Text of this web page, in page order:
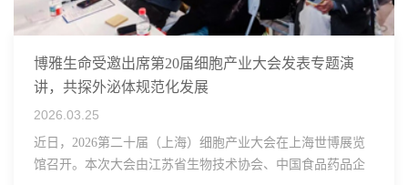
博雅生命受邀出席第20届细胞产业大会发表专题演
讲，共探外泌体规范化发展
2026.03.25
近日，2026第二十届（上海）细胞产业大会在上海世博展览
馆召开。本次大会由江苏省生物技术协会、中国食品药品企